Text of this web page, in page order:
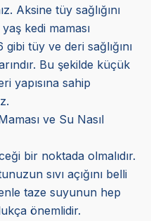
Aksine tüy sağlığını
kedi maması
tüy ve deri sağlığını
Bu şekilde küçük
yapısına sahip
ve Su Nasıl
bir noktada olmalıdır.
sıvı açığını belli
taze suyunun hep
önemlidir.